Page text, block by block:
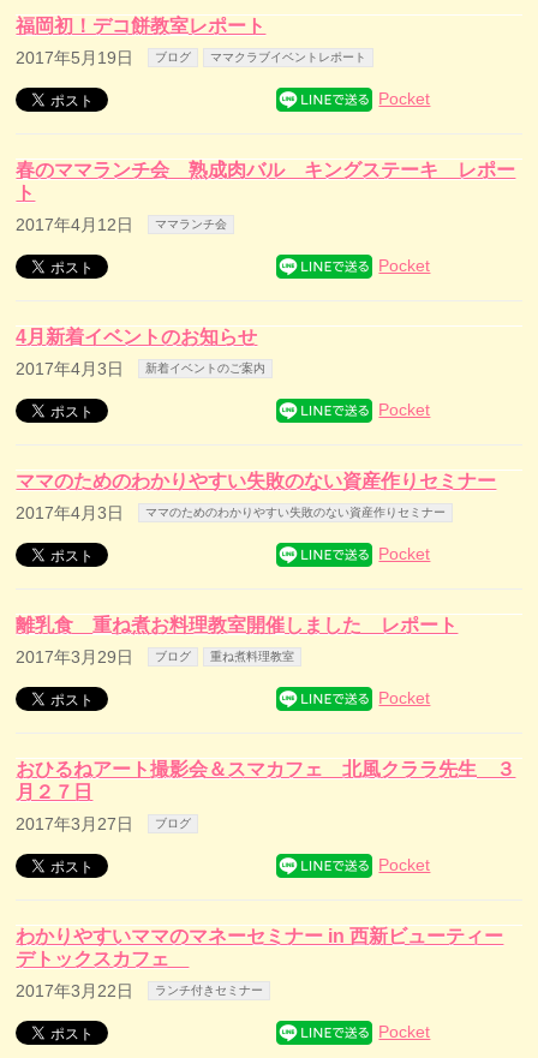
福岡初！デコ餅教室レポート
2017年5月19日 ブログ ママクラブイベントレポート
Pocket
春のママランチ会 熟成肉バル キングステーキ レポー
ト
2017年4月12日 ママランチ会
Pocket
4月新着イベントのお知らせ
2017年4月3日 新着イベントのご案内
Pocket
ママのためのわかりやすい失敗のない資産作りセミナー
2017年4月3日 ママのためのわかりやすい失敗のない資産作りセミナー
Pocket
離乳食 重ね煮お料理教室開催しました レポート
2017年3月29日 ブログ 重ね煮料理教室
Pocket
おひるねアート撮影会＆スマカフェ 北風クララ先生 ３
月２７日
2017年3月27日 ブログ
Pocket
わかりやすいママのマネーセミナー in 西新ビューティー
デトックスカフェ
2017年3月22日 ランチ付きセミナー
Pocket